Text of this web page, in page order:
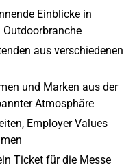
Einblicke in
Outdoorbranche
aus verschiedenen
und Marken aus der
Atmosphäre
Employer Values
Ticket für die Messe